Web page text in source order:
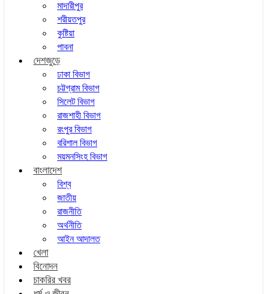
মাদারীপুর
শরীয়তপুর
কুষ্টিয়া
পাবনা
দেশজুড়ে
ঢাকা বিভাগ
চট্টগ্রাম বিভাগ
সিলেট বিভাগ
রাজশাহী বিভাগ
রংপুর বিভাগ
বরিশাল বিভাগ
ময়মনসিংহ বিভাগ
বাংলাদেশ
বিশ্ব
জাতীয়
রাজনীতি
অর্থনীতি
আইন আদালত
খেলা
বিনোদন
চাকরির খবর